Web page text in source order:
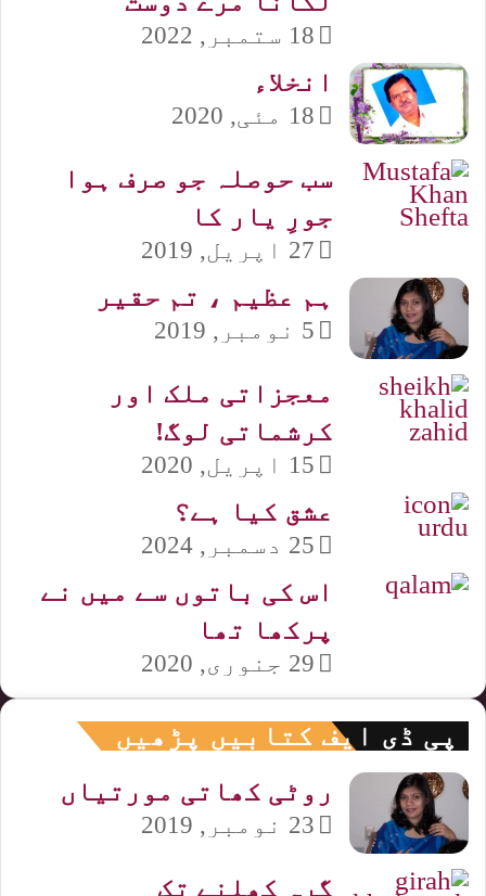
18 ستمبر, 2022
انخلاء
18 مئی, 2020
سب حوصلہ جو صرف ہوا
جورِ یار کا
27 اپریل, 2019
ہم عظیم ، تم حقیر
5 نومبر, 2019
معجزاتی ملک اور
کرشماتی لوگ!
15 اپریل, 2020
عشق کیا ہے؟
25 دسمبر, 2024
اس کی باتوں سے میں نے
پرکھا تھا
29 جنوری, 2020
پی ڈی ایف کتابیں پڑھیں
روٹی کھاتی مورتیاں
23 نومبر, 2019
گرہ کھلنے تک